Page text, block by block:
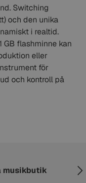
Switching
och den unika
i realtid.
flashminne kan
eller
för
och kontroll på
musikbutik